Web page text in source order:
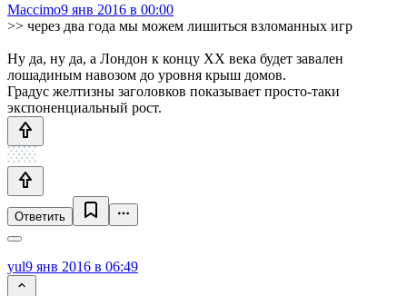
Maccimo9 янв 2016 в 00:00
>> через два года мы можем лишиться взломанных игр
Ну да, ну да, а Лондон к концу ХХ века будет завален
лошадиным навозом до уровня крыш домов.
Градус желтизны заголовков показывает просто-таки
экспоненциальный рост.
Ответить
yul9 янв 2016 в 06:49